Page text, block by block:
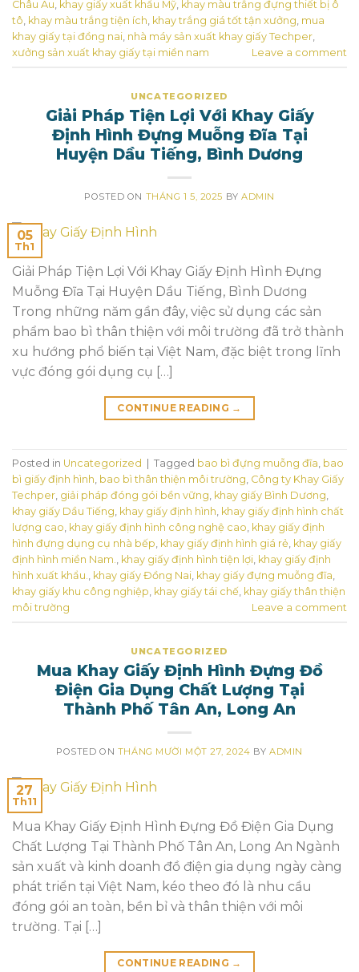
Châu Âu khay giấy xuất khẩu Mỹ khay màu trắng đựng thiết bị ô
tô khay màu trắng tiện ích khay trắng giá tốt tận xưởng mua
khay giấy tại đồng nai nhà máy sản xuất khay giấy Techper
xưởng sản xuất khay giấy tại miền nam
Leave a comment
UNCATEGORIZED
Giải Pháp Tiện Lợi Với Khay Giấy
Định Hình Đựng Muỗng Đĩa Tại
Huyện Dầu Tiếng, Bình Dương
POSTED ON THÁNG 1 5, 2025 BYADMIN
05
Th1
Giải Pháp Tiện Lợi Với Khay Giấy Định Hình Đựng
Muỗng Đĩa Tại Huyện Dầu Tiếng, Bình Dương
Trong những năm gần đây, việc sử dụng các sản
phẩm bao bì thân thiện với môi trường đã trở thành
xu hướng phổ biến tại Việt Nam, đặc biệt trong lĩnh
vực đóng gói dụng cụ […]
CONTINUE READING →
Posted in Uncategorized | Tagged bao bì đựng muỗng đĩa bao
bì giấy định hình bao bì thân thiện môi trường Công ty Khay Giấy
Techper giải pháp đóng gói bền vững khay giấy Bình Dương
khay giấy Dầu Tiếng khay giấy định hình khay giấy định hình chất
lượng cao khay giấy định hình công nghệ cao khay giấy định
hình đựng dụng cụ nhà bếp khay giấy định hình giá rẻ khay giấy
định hình miền Nam.
khay giấy định hình tiện lợi khay giấy định
hình xuất khẩu.
khay giấy Đồng Nai khay giấy đựng muỗng đĩa
khay giấy khu công nghiệp khay giấy tái chế khay giấy thân thiện
môi trường
Leave a comment
UNCATEGORIZED
Mua Khay Giấy Định Hình Đựng Đồ
Điện Gia Dụng Chất Lượng Tại
Thành Phố Tân An, Long An
POSTED ON THÁNG MƯỜI MỘT 27, 2024 BY ADMIN
27
Th11
Mua Khay Giấy Định Hình Đựng Đồ Điện Gia Dụng
Chất Lượng Tại Thành Phố Tân An, Long An Ngành
sản xuất và kinh doanh đồ điện gia dụng ngày càng
phát triển tại Việt Nam, kéo theo đó là nhu cầu
đóng gói an toàn, bền bỉ và thân thiện với môi
trường. Tại […]
CONTINUE READING →